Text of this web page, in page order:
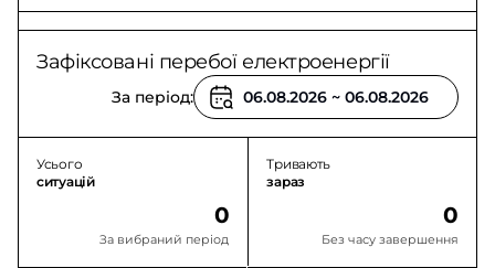
Зафіксовані перебої електроенергії
За період:
Усього
ситуацій
0
За вибраний період
Тривають
зараз
0
Без часу завершення